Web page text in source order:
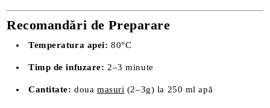
Recomandări de Preparare
Temperatura apei: 80°C
Timp de infuzare: 2–3 minute
Cantitate: doua masuri (2–3g) la 250 ml apă